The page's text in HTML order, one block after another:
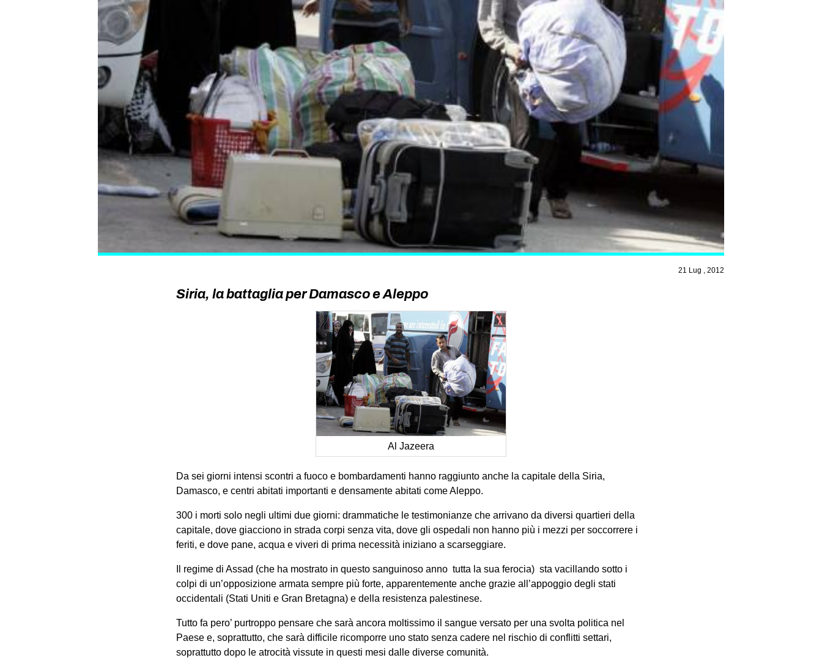
21 Lug , 2012
Siria, la battaglia per Damasco e Aleppo
Al Jazeera
Da sei giorni intensi scontri a fuoco e bombardamenti hanno raggiunto anche la capitale della Siria,
Damasco, e centri abitati importanti e densamente abitati come Aleppo.
300 i morti solo negli ultimi due giorni: drammatiche le testimonianze che arrivano da diversi quartieri della
capitale, dove giacciono in strada corpi senza vita, dove gli ospedali non hanno più i mezzi per soccorrere i
feriti, e dove pane, acqua e viveri di prima necessità iniziano a scarseggiare.
Il regime di Assad (che ha mostrato in questo sanguinoso anno tutta la sua ferocia) sta vacillando sotto i
colpi di un’opposizione armata sempre più forte, apparentemente anche grazie all’appoggio degli stati
occidentali (Stati Uniti e Gran Bretagna) e della resistenza palestinese.
Tutto fa pero’ purtroppo pensare che sarà ancora moltissimo il sangue versato per una svolta politica nel
Paese e, soprattutto, che sarà difficile ricomporre uno stato senza cadere nel rischio di conflitti settari,
soprattutto dopo le atrocità vissute in questi mesi dalle diverse comunità.